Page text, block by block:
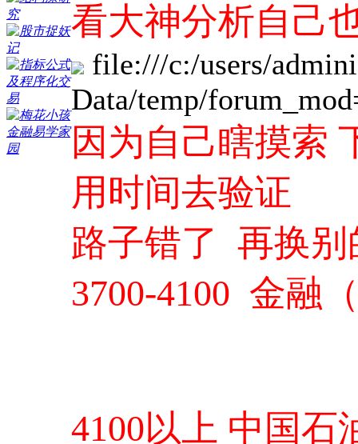
看大神分析自己
file:///c:/users/
Data/temp/
因为自己瞎摸索
用时间去验证
路子错了 再换
3700-4100 金融
4100以上 中国